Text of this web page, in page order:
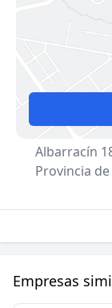
Albarracín
Provincia
Empresas